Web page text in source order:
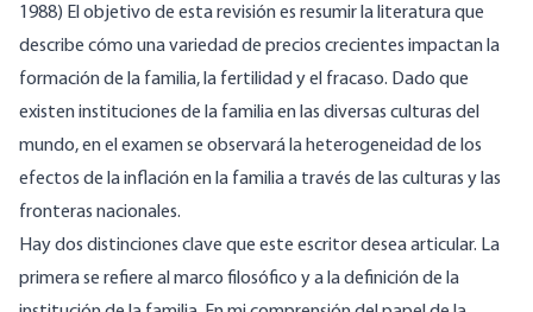
1988) El objetivo de esta revisión es resumir la literatura que
describe cómo una variedad de precios crecientes impactan la
formación de la familia, la fertilidad y el fracaso. Dado que
existen instituciones de la familia en las diversas culturas del
mundo, en el examen se observará la heterogeneidad de los
efectos de la inflación en la familia a través de las culturas y las
fronteras nacionales.
Hay dos distinciones clave que este escritor desea articular. La
primera se refiere al marco filosófico y a la definición de la